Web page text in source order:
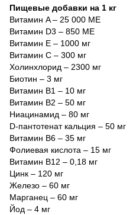
Пищевые добавки на 1 кг
Витамин A – 25 000 МЕ
Витамин D3 – 850 МЕ
Витамин E – 1000 мг
Витамин C – 300 мг
Холинхлорид – 2300 мг
Биотин – 3 мг
Витамин B1 – 10 мг
Витамин B2 – 50 мг
Ниацинамид – 80 мг
D-пантотенат кальция – 50 мг
Витамин B6 – 35 мг
Фолиевая кислота – 15 мг
Витамин B12 – 0,18 мг
Цинк – 120 мг
Железо – 60 мг
Марганец – 60 мг
Йод – 4 мг